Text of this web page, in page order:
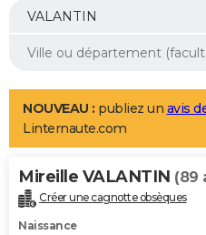
Mobiles
Meilleur smartphone
Internet
Ordinateurs
Jeux vidéo
Guide high-tech
Aménagement intérieur
LIFESTYLE
Art de vivre
Bien-être
Loisirs
Mode
Modes de vie
Alimentation
Guide de la santé
Maladies
Médicaments
Sommeil
VOYAGE
Destinations
City break
Voyage nature
Voyage de noces
Forum
Climat
+PHOTO
NOUVEAU : publiez un avis
Linternaute.com
Mireille VALANTIN (89
Créer une cagnotte obsèques
Naissance